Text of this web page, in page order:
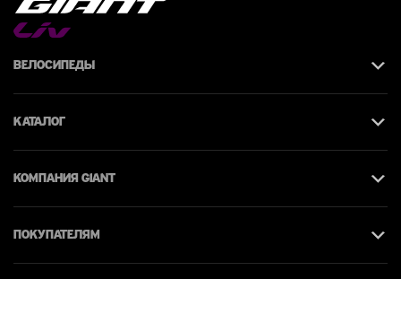
Велосипеды
Каталог
КОМПАНИЯ giant
Покупателям